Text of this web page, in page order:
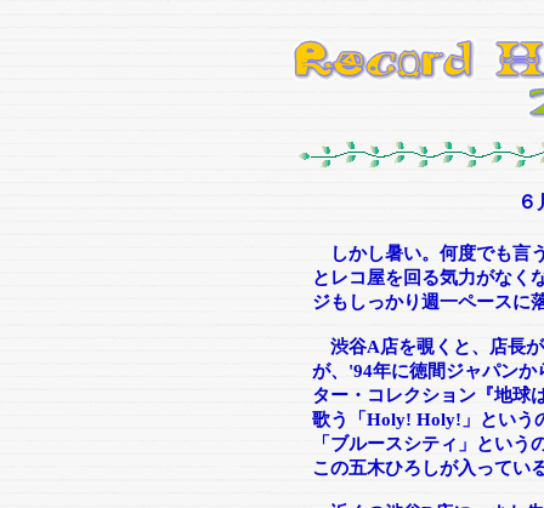
しかし暑い。何度でも言
とレコ屋を回る気力がなく
ジもしっかり週一ペースに
渋谷A店を覗くと、店長
が、'94年に徳間ジャパン
ター・コレクション『地球
歌う「Holy! Holy!」という
「ブルースシティ」とい
この五木ひろしが入ってい